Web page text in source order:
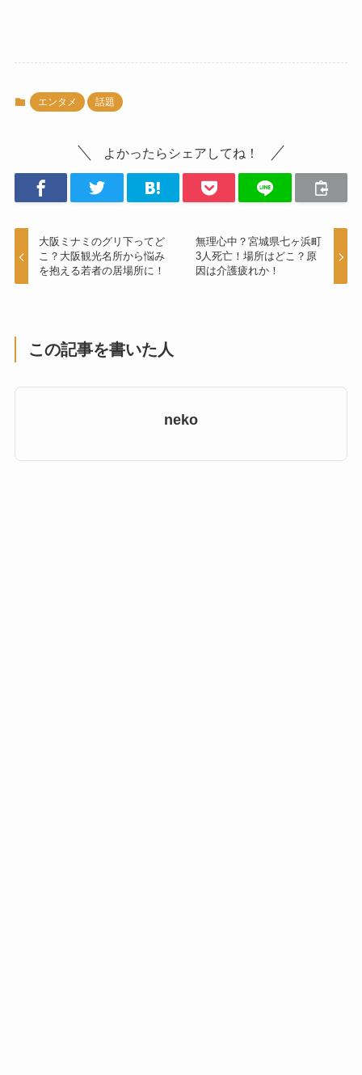
エンタメ 話題
よかったらシェアしてね！
大阪ミナミのグリ下ってど
こ？大阪観光名所から悩み
を抱える若者の居場所に！
無理心中？宮城県七ヶ浜町
3人死亡！場所はどこ？原
因は介護疲れか！
この記事を書いた人
neko